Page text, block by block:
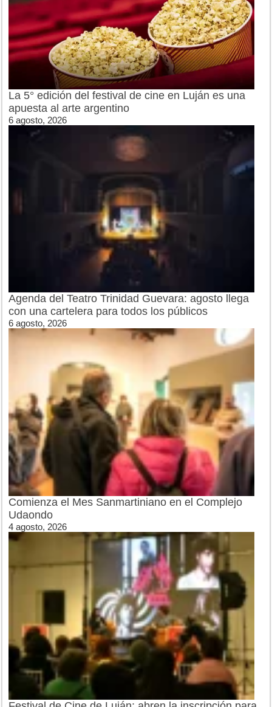
La 5° edición del festival de cine en Luján es una
apuesta al arte argentino
6 agosto, 2026
Agenda del Teatro Trinidad Guevara: agosto llega
con una cartelera para todos los públicos
6 agosto, 2026
Comienza el Mes Sanmartiniano en el Complejo
Udaondo
4 agosto, 2026